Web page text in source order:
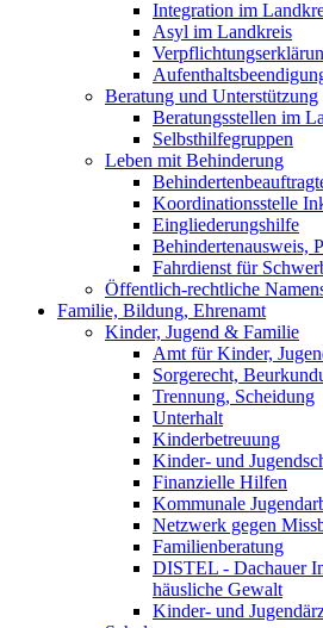
Integration im
Asyl im Landkreis
Beratung und Unterstützung
Beratungsstellen im
Selbsthilfegruppen
Leben mit Behinderung
Koordinationsstelle
Eingliederungshilfe
Behindertenausweis,
Fahrdienst für
Öffentlich-rechtliche
Familie, Bildung, Ehrenamt
Kinder, Jugend & Familie
Amt für Kinder,
Sorgerecht,
Trennung, Scheidung
Unterhalt
Kinderbetreuung
Kinder- und
Finanzielle Hilfen
Kommunale
Netzwerk gegen
Familienberatung
DISTEL - Dachauer
häusliche Gewalt
Kinder- und